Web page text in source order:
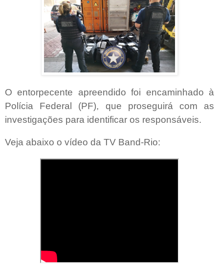
O entorpecente apreendido foi encaminhado à
Polícia Federal (PF), que proseguirá com as
investigações para identificar os responsáveis.
Veja abaixo o vídeo da TV Band-Rio: